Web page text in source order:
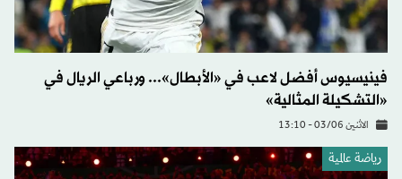
فينيسيوس أفضل لاعب في «الأبطال»... ورباعي الريال في
«التشكيلة المثالية»
الاثنين 03/06 - 13:10
رياضة عالمية